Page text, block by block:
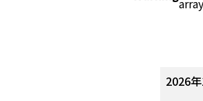
新
春
2026